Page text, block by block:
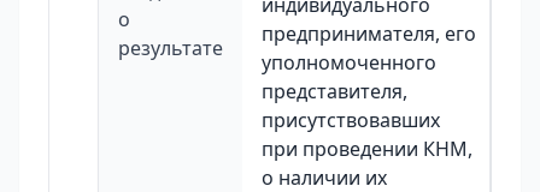
о
результате
предпринимателя, его
уполномоченного
представителя,
присутствовавших
при проведении КНМ,
о наличии их